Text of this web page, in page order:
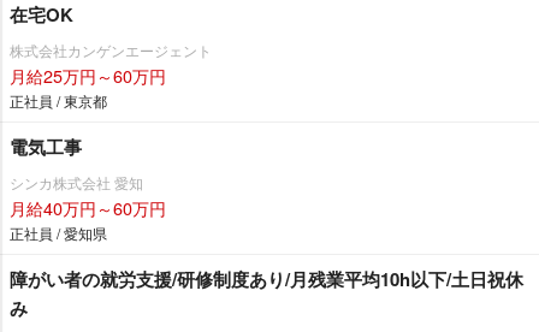
在宅OK
株式会社カンゲンエージェント
月給25万円～60万円
正社員 / 東京都
電気工事
シンカ株式会社 愛知
月給40万円～60万円
正社員 / 愛知県
障がい者の就労支援/研修制度あり/月残業平均10h以下/土日祝休
み